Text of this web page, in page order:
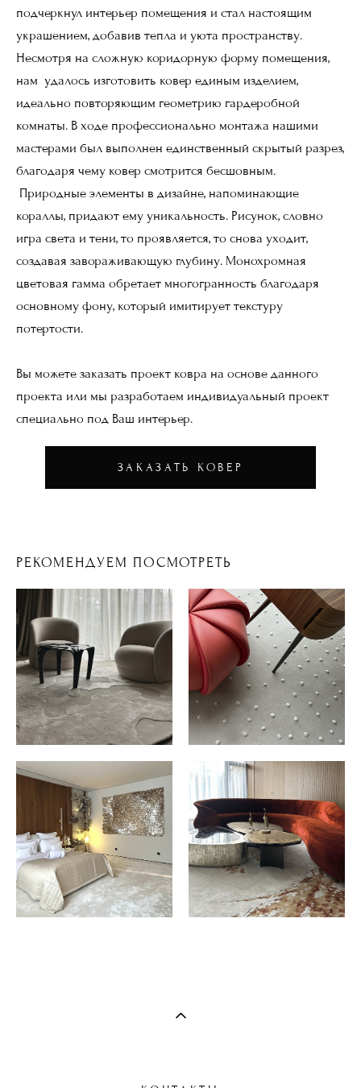
подчеркнул интерьер помещения и стал настоящим
украшением, добавив тепла и уюта пространству.
Несмотря на сложную коридорную форму помещения,
нам удалось изготовить ковер единым изделием,
идеально повторяющим геометрию гардеробной
комнаты. В ходе профессионально монтажа нашими
мастерами был выполнен единственный скрытый разрез,
благодаря чему ковер смотрится бесшовным.
Природные элементы в дизайне, напоминающие
кораллы, придают ему уникальность. Рисунок, словно
игра света и тени, то проявляется, то снова уходит,
создавая завораживающую глубину. Монохромная
цветовая гамма обретает многогранность благодаря
основному фону, который имитирует текстуру
потертости.
Вы можете заказать проект ковра на основе данного
проекта или мы разработаем индивидуальный проект
специально под Ваш интерьер.
ЗАКАЗАТЬ КОВЕР
РЕКОМЕНДУЕМ ПОСМОТРЕТЬ